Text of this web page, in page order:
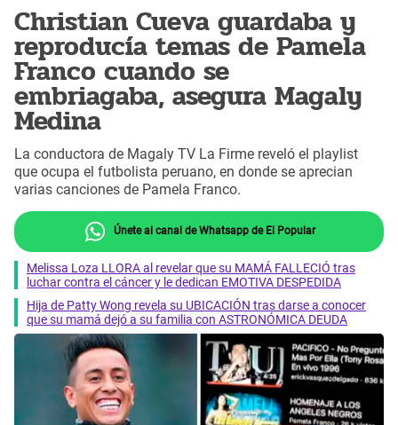
Christian Cueva guardaba y
reproducía temas de Pamela
Franco cuando se
embriagaba, asegura Magaly
Medina
La conductora de Magaly TV La Firme reveló el playlist
que ocupa el futbolista peruano, en donde se aprecian
varias canciones de Pamela Franco.
Únete al canal de Whatsapp de El Popular
Melissa Loza LLORA al revelar que su MAMÁ FALLECIÓ tras
luchar contra el cáncer y le dedican EMOTIVA DESPEDIDA
Hija de Patty Wong revela su UBICACIÓN tras darse a conocer
que su mamá dejó a su familia con ASTRONÓMICA DEUDA